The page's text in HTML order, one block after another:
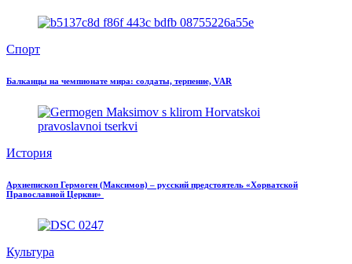
Спорт
Балканцы на чемпионате мира: солдаты, терпение, VAR
История
Архиепископ Гермоген (Максимов) – русский предстоятель «Хорватской
Православной Церкви»
Культура